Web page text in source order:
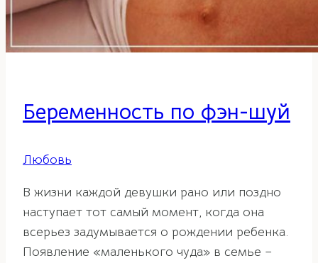
Беременность по фэн-шуй
Любовь
В жизни каждой девушки рано или поздно
наступает тот самый момент, когда она
всерьез задумывается о рождении ребенка.
Появление «маленького чуда» в семье –